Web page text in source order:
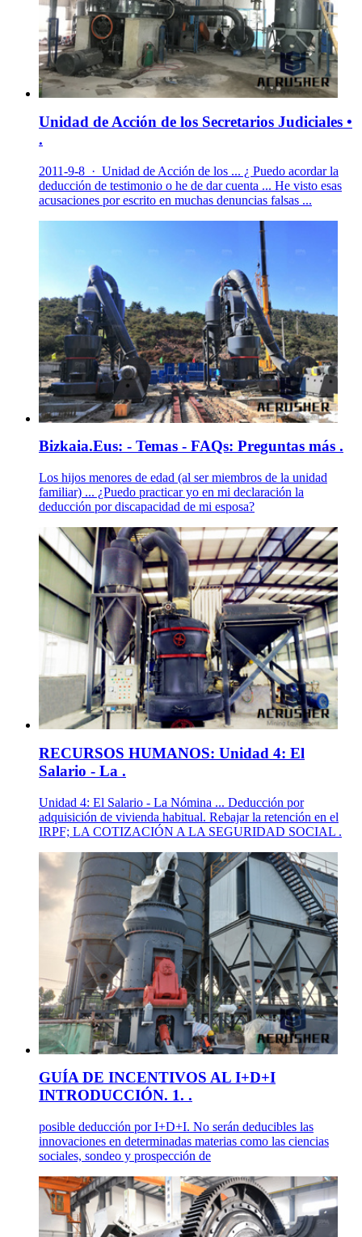
Unidad de Acción de los Secretarios Judiciales •
.
2011-9-8 · Unidad de Acción de los ... ¿ Puedo acordar la
deducción de testimonio o he de dar cuenta ... He visto esas
acusaciones por escrito en muchas denuncias falsas ...
Bizkaia.Eus: - Temas - FAQs: Preguntas más .
Los hijos menores de edad (al ser miembros de la unidad
familiar) ... ¿Puedo practicar yo en mi declaración la
deducción por discapacidad de mi esposa?
RECURSOS HUMANOS: Unidad 4: El
Salario - La .
Unidad 4: El Salario - La Nómina ... Deducción por
adquisición de vivienda habitual. Rebajar la retención en el
IRPF; LA COTIZACIÓN A LA SEGURIDAD SOCIAL .
GUÍA DE INCENTIVOS AL I+D+I
INTRODUCCIÓN. 1. .
posible deducción por I+D+I. No serán deducibles las
innovaciones en determinadas materias como las ciencias
sociales, sondeo y prospección de